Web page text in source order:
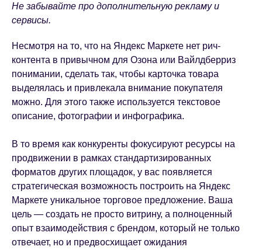
Не забывайте про дополнительную рекламу и
сервисы.
Несмотря на то, что на Яндекс Маркете нет рич-
контента в привычном для Озона или Вайлдберриз
понимании, сделать так, чтобы карточка товара
выделялась и привлекала внимание покупателя
можно. Для этого также используется текстовое
описание, фотографии и инфографика.
В то время как конкуренты фокусируют ресурсы на
продвижении в рамках стандартизированных
форматов других площадок, у вас появляется
стратегическая возможность построить на Яндекс
Маркете уникальное торговое предложение. Ваша
цель — создать не просто витрину, а полноценный
опыт взаимодействия с брендом, который не только
отвечает, но и предвосхищает ожидания